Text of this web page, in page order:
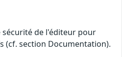
de l'éditeur pour
(cf. section Documentation).